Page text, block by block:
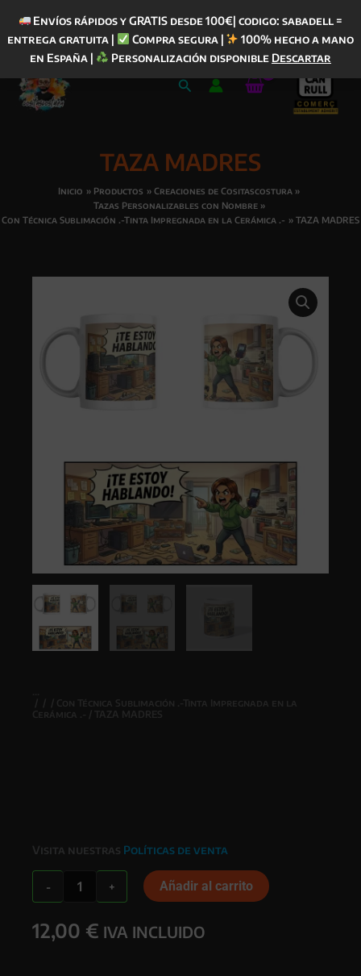
Envíos rápidos y GRATIS desde 100€| codigo: sabadell =
entrega gratuita |
Compra segura |
100% hecho a mano
en España |
Personalización disponible Descartar
contenido
Buscar
TAZA MADRES
Inicio Productos
Creaciones de Cositascostura
Tazas Personalizables con Nombre
Con Técnica Sublimación .-Tinta Impregnada en la Cerámica .-
TAZA MADRES
Visita nuestras Políticas de venta
-
MADRES
+ Añadir al carrito
12,00 € IVA INCLUIDO